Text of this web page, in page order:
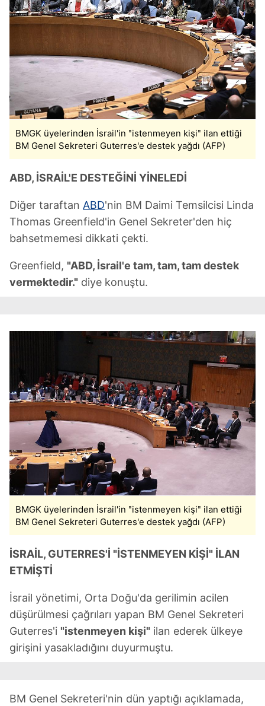
BMGK üyelerinden İsrail'in ʺistenmeyen kişiʺ ilan ettiği
BM Genel Sekreteri Guterres'e destek yağdı (AFP)
ABD, İSRAİL'E DESTEĞİNİ YİNELEDİ
Diğer taraftan ABD'nin BM Daimi Temsilcisi Linda
Thomas Greenfield'in Genel Sekreter'den hiç
bahsetmemesi dikkati çekti.
Greenfield, "ABD, İsrail'e tam, tam, tam destek
vermektedir." diye konuştu.
BMGK üyelerinden İsrail'in ʺistenmeyen kişiʺ ilan ettiği
BM Genel Sekreteri Guterres'e destek yağdı (AFP)
İSRAİL, GUTERRES'İ "İSTENMEYEN KİŞİ" İLAN
ETMİŞTİ
İsrail yönetimi, Orta Doğu'da gerilimin acilen
düşürülmesi çağrıları yapan BM Genel Sekreteri
Guterres'i "istenmeyen kişi" ilan ederek ülkeye
girişini yasakladığını duyurmuştu.
BM Genel Sekreteri'nin dün yaptığı açıklamada,